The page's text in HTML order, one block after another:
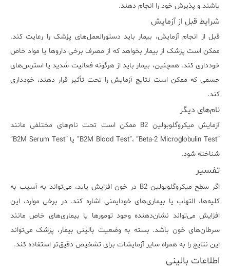
باشند و پذیرش خود را انجام دهند.
شرایط قبل از آزمایش
قبل از انجام آزمایش، بیمار باید دستورالعمل‌های پزشک را رعایت کند.
ممکن است پزشک از بیمار بخواهد که از مصرف برخی داروها یا مواد خاص
خودداری کند. همچنین، بیمار باید از هرگونه فعالیت شدید یا استرس‌های
جسمی که ممکن است نتایج آزمایش را تحت تأثیر قرار دهند، خودداری
کند.
نام‌های دیگر
آزمایش میکروگلوبولین B2 ممکن است تحت نام‌های مختلفی مانند
“B2M Blood Test”، “Beta-2 Microglobulin Test” یا “B2M Serum Test”
شناخته شود.
تفسیر
اگر سطح میکروگلوبولین B2 در خون افزایش یابد، می‌تواند به آسیب به
کلیه‌ها، التهاب یا بیماری‌های خودایمنی اشاره کند. در برخی موارد، این
افزایش می‌تواند نشان‌دهنده وجود تومورها یا بیماری‌های خاص مانند
سرطان‌های خون باشد. بسته به وضعیت بالینی بیمار، پزشک می‌تواند
این نتایج را به همراه سایر آزمایشات برای تشخیص دقیق‌تر استفاده کند.
اطلاعات بالینی